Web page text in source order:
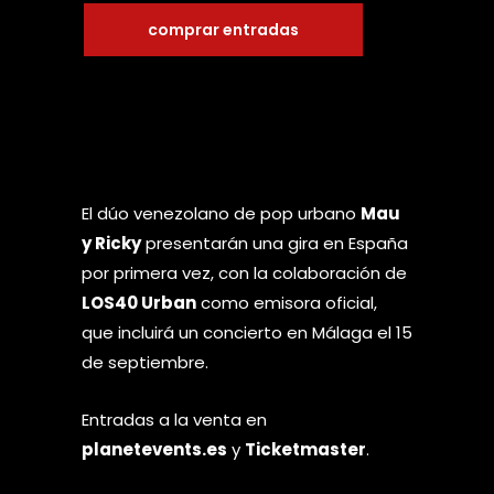
comprar entradas
El dúo venezolano de pop urbano Mau
y Rickypresentarán una gira en España
por primera vez, con la colaboración de
LOS40 Urbancomo emisora oficial,
que incluirá un concierto en Málaga el 15
de septiembre.
Entradas a la venta en
planetevents.es y Ticketmaster.